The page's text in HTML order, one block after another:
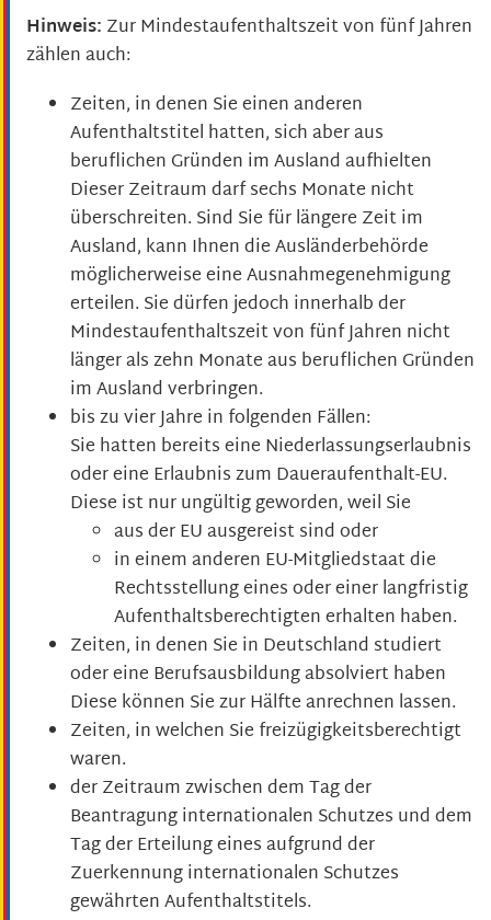
Hinweis: Zur Mindestaufenthaltszeit von fünf Jahren
zählen auch:
Zeiten, in denen Sie einen anderen
Aufenthaltstitel hatten, sich aber aus
beruflichen Gründen im Ausland aufhielten
Dieser Zeitraum darf sechs Monate nicht
überschreiten. Sind Sie für längere Zeit im
Ausland, kann Ihnen die Ausländerbehörde
möglicherweise eine Ausnahmegenehmigung
erteilen. Sie dürfen jedoch innerhalb der
Mindestaufenthaltszeit von fünf Jahren nicht
länger als zehn Monate aus beruflichen Gründen
im Ausland verbringen.
bis zu vier Jahre in folgenden Fällen:
Sie hatten bereits eine Niederlassungserlaubnis
oder eine Erlaubnis zum Daueraufenthalt-EU.
Diese ist nur ungültig geworden, weil Sie
aus der EU ausgereist sind oder
in einem anderen EU-Mitgliedstaat die
Rechtsstellung eines oder einer langfristig
Aufenthaltsberechtigten erhalten haben.
Zeiten, in denen Sie in Deutschland studiert
oder eine Berufsausbildung absolviert haben
Diese können Sie zur Hälfte anrechnen lassen.
Zeiten, in welchen Sie freizügigkeitsberechtigt
waren.
der Zeitraum zwischen dem Tag der
Beantragung internationalen Schutzes und dem
Tag der Erteilung eines aufgrund der
Zuerkennung internationalen Schutzes
gewährten Aufenthaltstitels.